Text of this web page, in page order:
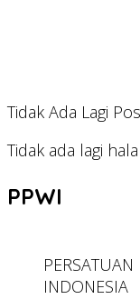
Tidak Ada Lagi
Tidak ada lagi
PPWI
INDONESIA